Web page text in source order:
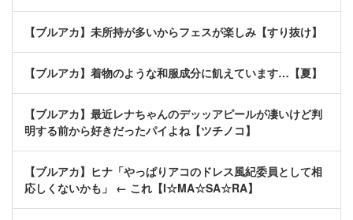
【ブルアカ】未所持が多いからフェスが楽しみ【すり抜け】
【ブルアカ】着物のような和服成分に飢えています…【夏】
【ブルアカ】最近レナちゃんのデッッアピールが凄いけど判
明する前から好きだったパイよね【ツチノコ】
【ブルアカ】ヒナ「やっぱりアコのドレス風紀委員として相
応しくないかも」 ← これ【I☆MA☆SA☆RA】